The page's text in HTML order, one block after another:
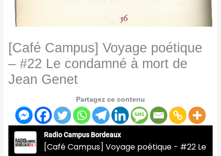
[Café Campus] Voyage poétique
– #22 Le condamné à mort de
Jean Genet
Partagez ce contenu
Radio Campus Bordeaux